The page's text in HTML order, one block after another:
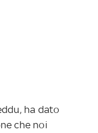
ha dato
che noi